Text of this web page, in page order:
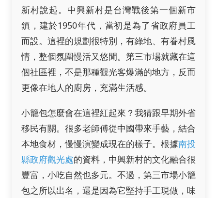
新村說起。中興新村是台灣戰後第一個新市
鎮，建於1950年代，當初是為了省政府員工
而設。這裡的規劃很特別，有綠地、有眷村風
情，整個氛圍慢活又悠閒。第三市場就藏在這
個社區裡，不是那種觀光客爆滿的地方，反而
更像在地人的廚房，充滿生活感。
小籠包怎麼會在這裡紅起來？我猜跟早期外省
移民有關。很多老師傅從中國帶來手藝，結合
本地食材，慢慢演變成現在的樣子。根據南投
縣政府觀光處的資料，中興新村的文化融合很
豐富，小吃自然也多元。不過，第三市場小籠
包之所以出名，還是因為它堅持手工現做，味